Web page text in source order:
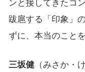
ンと接してきたコ
跋扈する「印象」
ずに、本当のこと
三坂健（みさか・け